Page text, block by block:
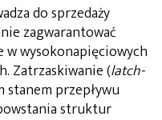
do sprzedaży
zagwarantować
wysokonapięciowych
Zatrzaskiwanie (latch-
przepływu
struktur